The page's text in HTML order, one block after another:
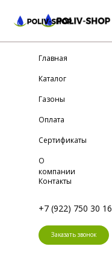
Заказать звонок
+7 (922) 750 30 16
Главная
Каталог
Газоны
Оплата
Сертификаты
О
компании
Контакты